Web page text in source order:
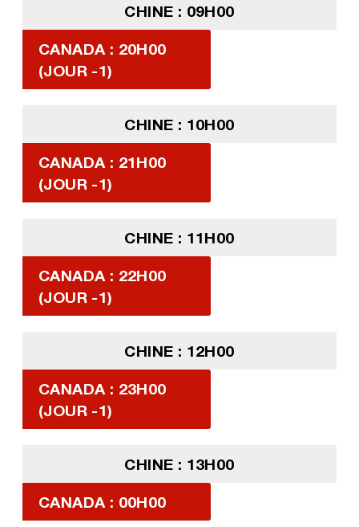
CHINE : 09H00
CANADA : 20H00
(JOUR -1)
CHINE : 10H00
CANADA : 21H00
(JOUR -1)
CHINE : 11H00
CANADA : 22H00
(JOUR -1)
CHINE : 12H00
CANADA : 23H00
(JOUR -1)
CHINE : 13H00
CANADA : 00H00